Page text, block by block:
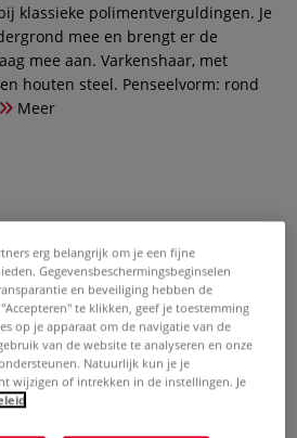
klassieke polimentverguldingen. Je
mee en brengt er de
mee aan. Varkenshaar, met
houten steel. Penseelvorm: rond
Meer
vanaf€ 7,95
inclusief 21% BTW (cq. 9% BTW),
exclusiefverzendkosten
Product bestellen
erg belangrijk om je een fijne
Gegevensbeschermingsbeginselen
en beveiliging hebben de
te klikken, geef je toestemming
op je apparaat om de navigatie van de
van de website te analyseren en onze
Natuurlijk kun je je
wijzigen of intrekken in de instellingen. Je